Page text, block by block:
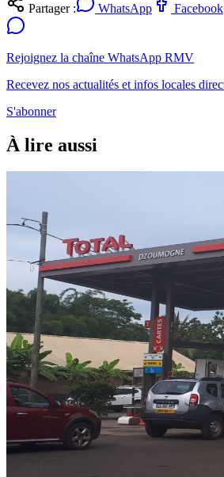
Partager : WhatsApp Facebook
Rejoignez la chaîne WhatsApp RMV
Recevez nos actualités et infos locales
S'abonner
À lire aussi